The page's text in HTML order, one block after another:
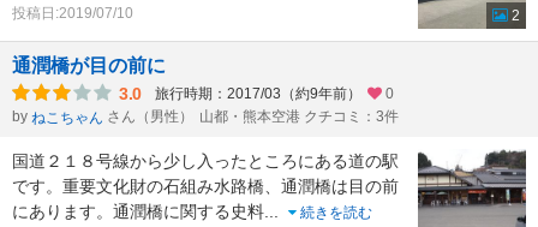
投稿日:2019/07/10
2
通潤橋が目の前に
3.0 旅行時期：2017/03（約9年前）
0
by ねこちゃん さん（男性） 山都・熊本空港 クチコミ：3件
国道２１８号線から少し入ったところにある道の駅
です。重要文化財の石組み水路橋、通潤橋は目の前
にあります。通潤橋に関する史料...
続きを読む